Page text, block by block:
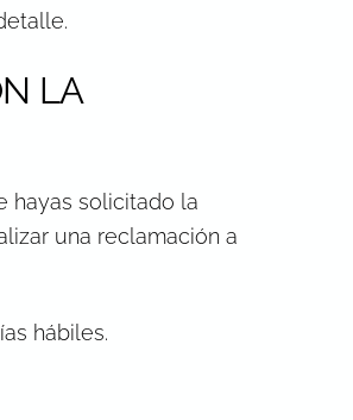
LA
hayas solicitado la
una reclamación a
hábiles.